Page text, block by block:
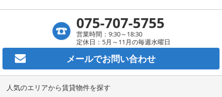
075-707-5755
営業時間：9:30～18:30
定休日：5月～11月の毎週水曜日
メールでお問い合わせ
人気のエリアから賃貸物件を探す